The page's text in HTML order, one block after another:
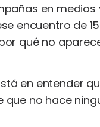
en
encuentro de
qué no
en entender
que no hace